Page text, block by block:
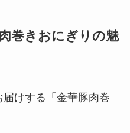
巻きおにぎりの魅
けする「金華豚肉巻